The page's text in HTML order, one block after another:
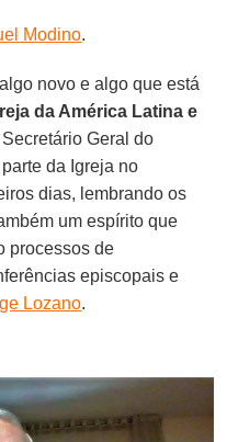
Modino.
novo e algo que está
da América Latina e
Geral do
da Igreja no
dias, lembrando os
um espírito que
processos de
episcopais e
Lozano.